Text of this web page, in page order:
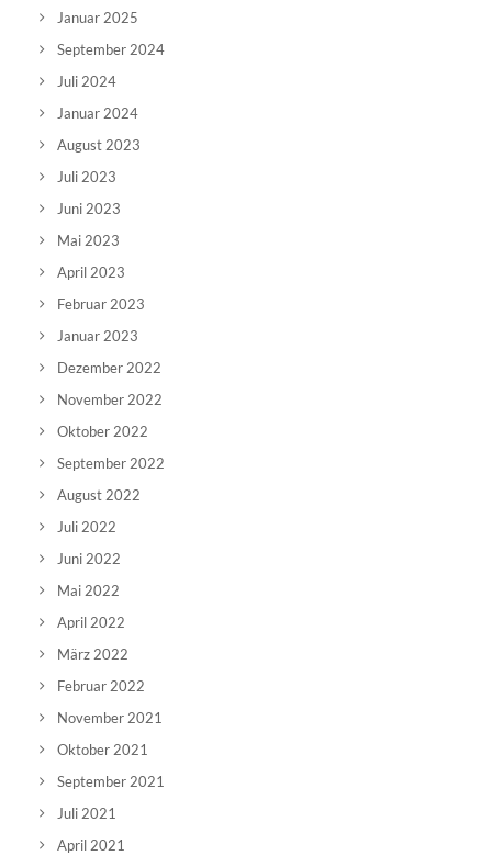
Januar 2025
September 2024
Juli 2024
Januar 2024
August 2023
Juli 2023
Juni 2023
Mai 2023
April 2023
Februar 2023
Januar 2023
Dezember 2022
November 2022
Oktober 2022
September 2022
August 2022
Juli 2022
Juni 2022
Mai 2022
April 2022
März 2022
Februar 2022
November 2021
Oktober 2021
September 2021
Juli 2021
April 2021